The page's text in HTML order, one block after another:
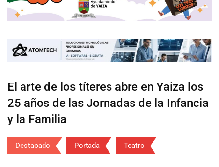
El arte de los títeres abre en Yaiza los
25 años de las Jornadas de la Infancia
y la Familia
Destacado Portada Teatro